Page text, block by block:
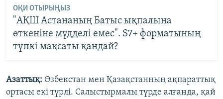
ОҚИ ОТЫРЫҢЫЗ
"АҚШ Астананың Батыс ықпалына
өткеніне мүдделі емес". S7+ форматының
түпкі мақсаты қандай?
Азаттық: Өзбекстан мен Қазақстанның ақпараттық
ортасы екі түрлі. Салыстырмалы түрде алғанда, қай